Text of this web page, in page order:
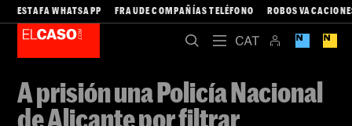
ESTAFA WHATSAPP FRAUDE COMPAÑÍAS TELÉFONO ROBOS
A prisión una Policía Nacional
de Alicante por filtrar